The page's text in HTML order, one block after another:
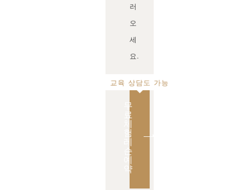
러
오
세
요.
교육 상담도 가능
무
료
체
험
레
슨
예
약